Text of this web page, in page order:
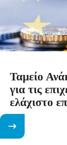
Ταμείο
για τις
ελάχιστο